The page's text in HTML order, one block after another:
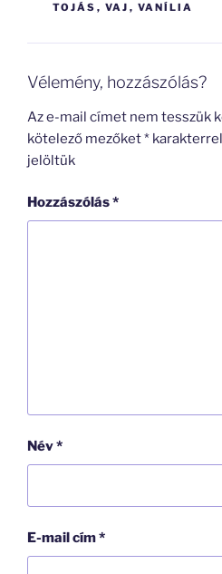
TOJÁS , VAJ , VANÍLIA
Vélemény, hozzászólás?
Az e-mail címet nem tesszük
kötelező mezőket* karakterrel
jelöltük
Hozzászólás*
Név*
E-mail cím*